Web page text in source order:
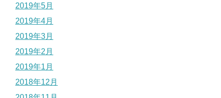
2019年5月
2019年4月
2019年3月
2019年2月
2019年1月
2018年12月